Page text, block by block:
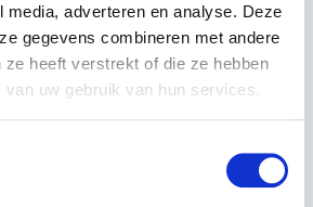
media, adverteren en analyse. Deze
gegevens combineren met andere
ze heeft verstrekt of die ze hebben
uw gebruik van hun services.
Ontworpen voor
een intuïtieve bediening voor een
handgreep is deze
te manoeuvreren, zelfs in kleine